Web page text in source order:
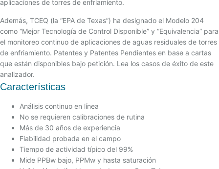
aplicaciones de torres de enfriamiento.
Además, TCEQ (la “EPA de Texas”) ha designado el Modelo 204
como “Mejor Tecnología de Control Disponible” y “Equivalencia” para
el monitoreo continuo de aplicaciones de aguas residuales de torres
de enfriamiento. Patentes y Patentes Pendientes en base a cartas
que están disponibles bajo petición. Lea los casos de éxito de este
analizador.
Características
Análisis continuo en línea
No se requieren calibraciones de rutina
Más de 30 años de experiencia
Fiabilidad probada en el campo
Tiempo de actividad típico del 99%
Mide PPBw bajo, PPMw y hasta saturación